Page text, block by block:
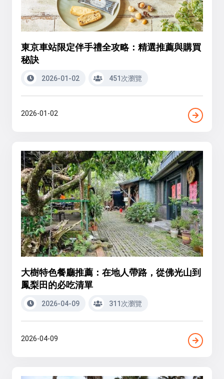
東京車站限定伴手禮全攻略：精選推薦與購買
秘訣
2026-01-02 451次瀏覽
2026-01-02
大樹特色餐廳推薦：在地人帶路，從佛光山到
鳳梨田的必吃清單
2026-04-09 311次瀏覽
2026-04-09